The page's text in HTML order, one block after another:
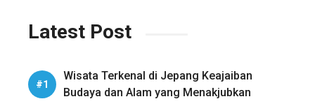
Latest Post
Wisata Terkenal di Jepang Keajaiban
Budaya dan Alam yang Menakjubkan